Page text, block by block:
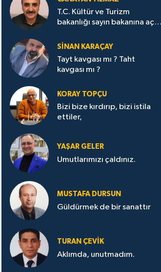
T.C. Kültür ve Turizm
bakanlığı sayın bakanına açık
SİNAN KARAÇAY
Tayt kavgası mı ? Taht
kavgası mı ?
KORAY TOPÇU
Bizi bize kırdırıp, bizi istila
ettiler,
YAŞAR GELER
Umutlarımızı çaldınız.
MUSTAFA DURSUN
Güldürmek de bir sanattır
TURAN ÇEVİK
Aklımda, unutmadım.